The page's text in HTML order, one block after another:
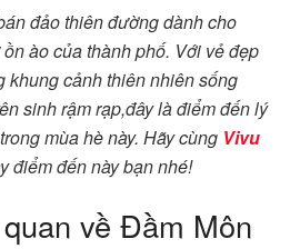
đảo thiên đường dành cho
ào của thành phố. Với vẻ đẹp
khung cảnh thiên nhiên sống
sinh rậm rạp,đây là điểm đến lý
mùa hè này. Hãy cùng Vivu
điểm đến này bạn nhé!
về Đầm Môn